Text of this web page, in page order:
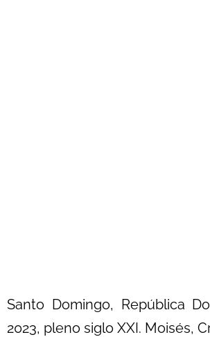
Santo Domingo, República
2023, pleno siglo XXI. Moisés,